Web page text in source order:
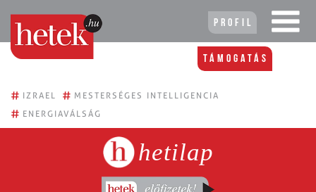
Profil
Támogatás
# IZRAEL # MESTERSÉGES INTELLIGENCIA
# ENERGIAVÁLSÁG
hetilap